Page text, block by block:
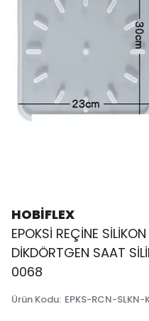
HOBİFLEX
EPOKSİ REÇİNE
DİKDÖRTGEN SAAT
0068
Ürün Kodu: EPKS-RCN-